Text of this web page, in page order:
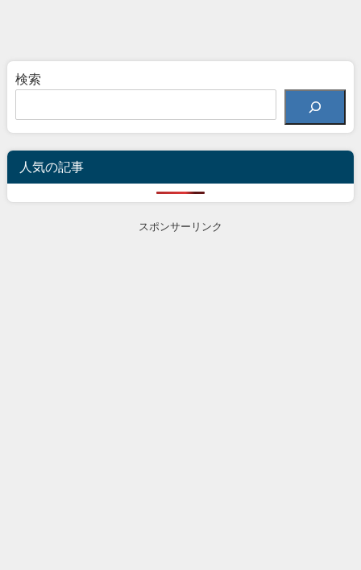
検索
人気の記事
スポンサーリンク